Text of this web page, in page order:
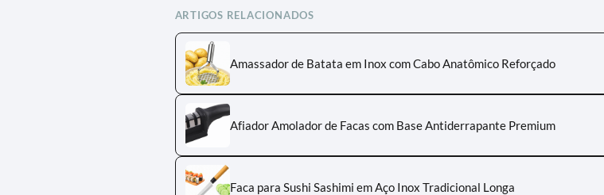
ARTIGOS RELACIONADOS
Amassador de Batata em Inox com Cabo Anatômico Reforçado
Afiador Amolador de Facas com Base Antiderrapante Premium
Faca para Sushi Sashimi em Aço Inox Tradicional Longa